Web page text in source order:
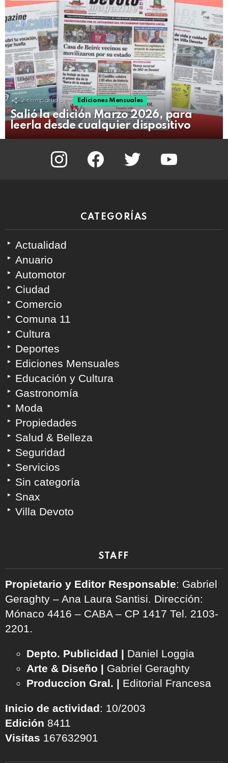
2 compartido Ediciones Mensuales
Salió la edición Marzo 2026, para
leerla desde cualquier dispositivo
instagram facebook twitter youtube
CATEGORÍAS
Actualidad
Anuario
Automotor
Ciudad
Comercio
Comuna 11
Cultura
Deportes
Ediciones Mensuales
Educación y Cultura
Gastronomía
Moda
Propiedades
Salud & Belleza
Seguridad
Servicios
Sin categoría
Snax
Villa Devoto
STAFF
Propietario y Editor Responsable: Gabriel
Geraghty – Ana Laura Santisi. Dirección:
Mónaco 4416 – CABA – CP 1417 Tel. 2103-
2201.
Depto. Publicidad | Daniel Loggia
Arte & Diseño | Gabriel Geraghty
Produccion Gral. | Editorial Francesa
Inicio de actividad: 10/2003
Edición 8411
Visitas 167632901